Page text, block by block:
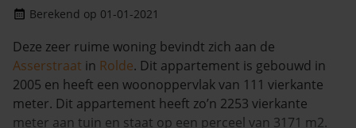
Berekend op 01-01-2021
Deze zeer ruime woning bevindt zich aan de
Asserstraat in Rolde. Dit appartement is gebouwd in
2005 en heeft een woonoppervlak van 111 vierkante
meter. Dit appartement heeft zo’n 2253 vierkante
meter aan tuin en staat op een perceel van 3171 m2.